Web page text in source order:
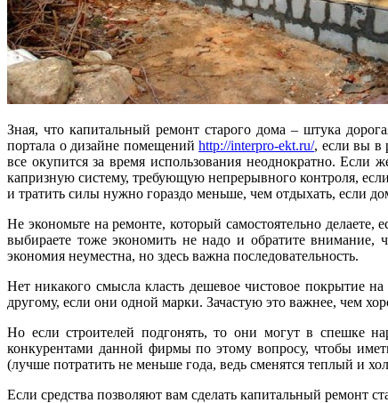
Зная, что капитальный ремонт старого дома – штука
портала о дизайне помещенийhttp://interpro-ekt.ru/, если вы в
все окупится за время использования неоднократно.
капризную систему, требующую непрерывного контроля,
и тратить силы нужно гораздо меньше, чем отдыхать, если
Не экономьте на ремонте, который самостоятельно
выбираете тоже экономить не надо и обратите внимание,
экономия неуместна, но здесь важна последовательность.
Нет никакого смысла класть дешевое чистовое покрытие
другому, если они одной марки. Зачастую это важнее, чем
Но если строителей подгонять, то они могут в спешке
конкурентами данной фирмы по этому вопросу, чтобы
(лучше потратить не меньше года, ведь сменятся теплый и
Если средства позволяют вам сделать капитальный ремонт